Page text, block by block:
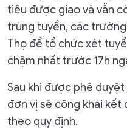
tiêu được giao và vẫn
trúng tuyển, các
Thọ để tổ chức xét
chậm nhất trước 17h
Sau khi được phê
đơn vị sẽ công khai kết
theo quy định.